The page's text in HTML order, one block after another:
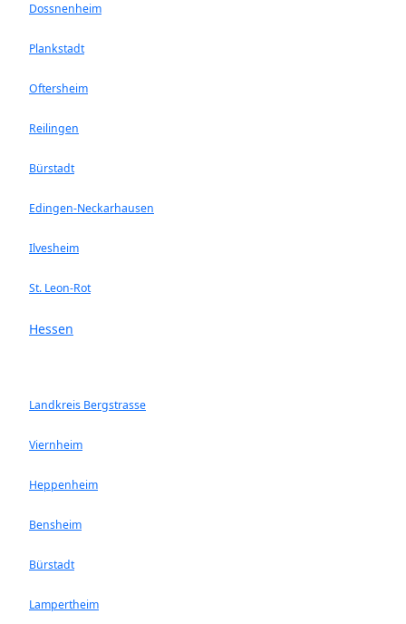
Dossnenheim
Plankstadt
Oftersheim
Reilingen
Bürstadt
Edingen-Neckarhausen
Ilvesheim
St. Leon-Rot
Hessen
Landkreis Bergstrasse
Viernheim
Heppenheim
Bensheim
Bürstadt
Lampertheim